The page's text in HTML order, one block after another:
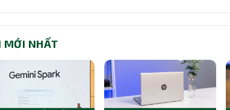
MỚI NHẤT